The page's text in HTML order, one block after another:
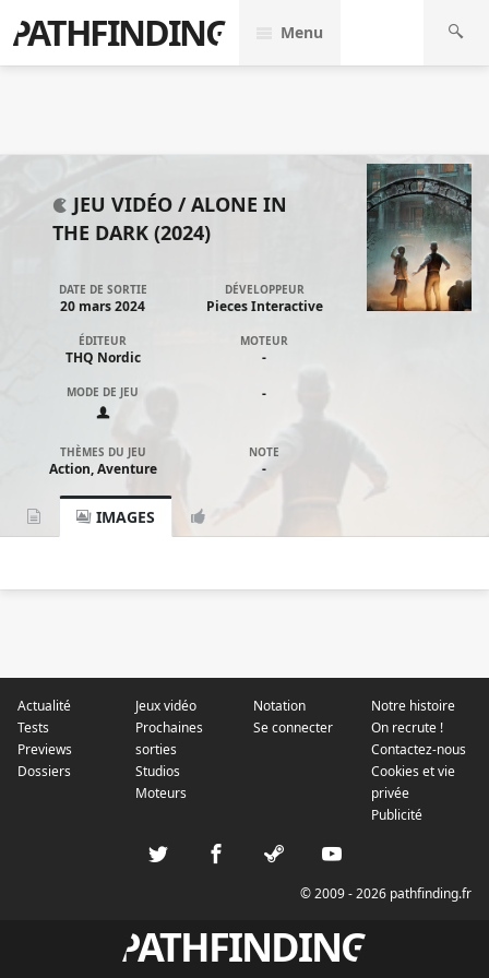
PATHFINDING Menu
JEU VIDÉO /ALONE IN
THE DARK (2024)
DATE DE SORTIE
20 mars 2024
DÉVELOPPEUR
Pieces Interactive
ÉDITEUR
THQ Nordic
MOTEUR
-
MODE DE JEU -
THÈMES DU JEU
Action, Aventure
NOTE
-
IMAGES
Actualité
Tests
Previews
Dossiers
Jeux vidéo
Prochaines
sorties
Studios
Moteurs
Notation
Se connecter
Notre histoire
On recrute !
Contactez-nous
Cookies et vie
privée
Publicité
© 2009 - 2026 pathfinding.fr
PATHFINDING